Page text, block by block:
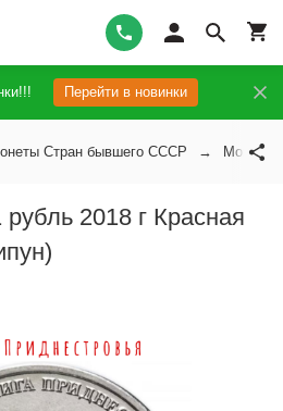
Перейти в новинки
Стран бывшего СССР Монеты
2018 г Красная